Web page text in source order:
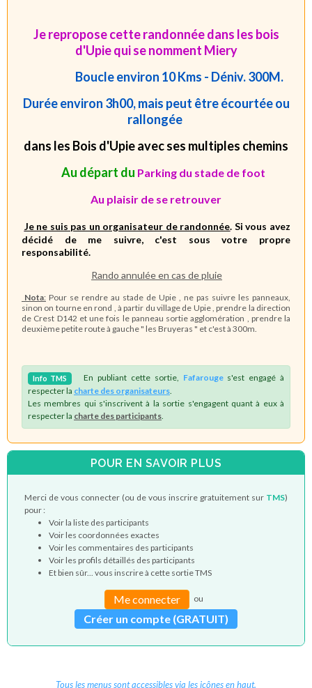
Je repropose cette randonnée dans les bois
d'Upie qui se nomment Miery
Boucle environ 10Kms - Déniv. 300M.
Durée environ 3h00, mais peut être écourtée ou
rallongée
dans les Bois d'Upie avec ses multiples chemins
Au départ du Parking du stade de foot
Au plaisir de se retrouver
Je ne suis pas un organisateur de randonnée. Si vous avez
décidé de me suivre, c'est sous votre propre
responsabilité.
Rando annulée en cas de pluie
Nota: Pour se rendre au stade de Upie , ne pas suivre les panneaux,
sinon on tourne en rond , à partir du village de Upie , prendre la direction
de Crest D142 et une fois le panneau sortie agglomération , prendre la
deuxième petite route à gauche " les Bruyeras " et c'est à 300m.
Info TMS En publiant cette sortie, Fafarouges'est engagé à
respecter la charte des organisateurs
Les membres qui s'inscrivent à la sortie s'engagent quant à eux à
respecter la charte des participants
POUR EN SAVOIR PLUS
Merci de vous connecter (ou de vous inscrire gratuitement sur TMS)
pour :
Voir la liste des participants
Voir les coordonnées exactes
Voir les commentaires des participants
Voir les profils détaillés des participants
Et bien sûr... vous inscrire à cette sortie TMS
Me connecter ou
Créer un compte (GRATUIT)
Tous les menus sont accessibles via les icônes en haut.